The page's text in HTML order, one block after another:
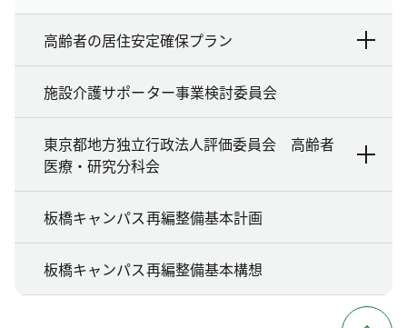
高齢者の居住安定確保プラン
施設介護サポーター事業検討委員会
東京都地方独立行政法人評価委員会 高齢者
医療・研究分科会
板橋キャンパス再編整備基本計画
板橋キャンパス再編整備基本構想